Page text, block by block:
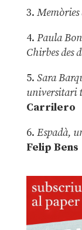
3.
4. Paula
Chirbes des
5. Sara
universitari
Carrilero
6. Espadà,
Felip Bens